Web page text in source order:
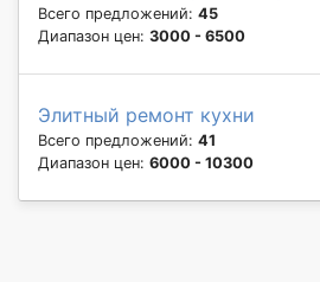
Всего предложений: 45
Диапазон цен: 3000 - 6500
Элитный ремонт кухни
Всего предложений: 41
Диапазон цен: 6000 - 10300